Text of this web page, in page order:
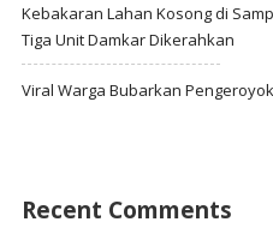
Kebakaran Lahan Kosong di
Tiga Unit Damkar Dikerahkan
Viral Warga Bubarkan
Recent Comments